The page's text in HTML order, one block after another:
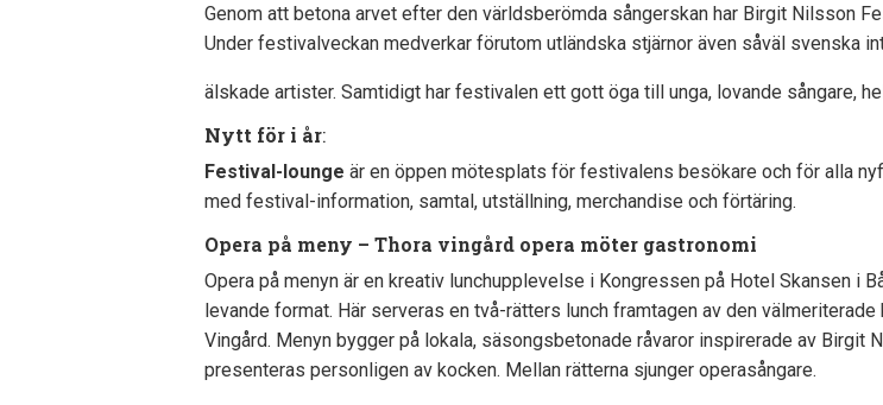
Genom att betona arvet efter den världsberömda sångerskan har Birgit Nilsson
Under festivalveckan medverkar förutom utländska stjärnor även såväl svenska
älskade artister. Samtidigt har festivalen ett gott öga till unga, lovande sångare,
Nytt för i år:
Festival-lounge är en öppen mötesplats för festivalens besökare och för alla
med festival-information, samtal, utställning, merchandise och förtäring.
Opera på meny – Thora vingård opera möter gastronomi
Opera på menyn är en kreativ lunchupplevelse i Kongressen på Hotel Skansen i
levande format. Här serveras en två-rätters lunch framtagen av den
Vingård. Menyn bygger på lokala, säsongsbetonade råvaror inspirerade av
presenteras personligen av kocken. Mellan rätterna sjunger operasångare.